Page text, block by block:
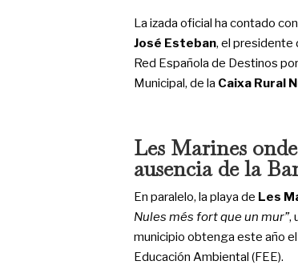
La izada oficial ha contado
José Esteban, el presidente
Red Española de Destinos
Municipal, de la Caixa Rural
Les Marines
ausencia de la
En paralelo, la playa de Les
Nules més fort que un mur”,
municipio obtenga este año
Educación Ambiental (FEE).